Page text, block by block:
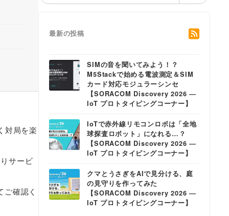
対局を楽
サービ
ご確認く
最新の投稿
SIMの音を聞いてみよう！？
M5Stackで始める電波測定＆SIM
カード対応モジュラーシンセ
【SORACOM Discovery 2026 ―
IoT プロトタイピングコーナー】
IoTで赤外線リモコンロボは「全地
球探査ロボット」になれる…？
【SORACOM Discovery 2026 ―
IoT プロトタイピングコーナー】
クマとうさぎをAIで見分ける、庭
の見守りを作ってみた
【SORACOM Discovery 2026 ―
IoT プロトタイピングコーナー】